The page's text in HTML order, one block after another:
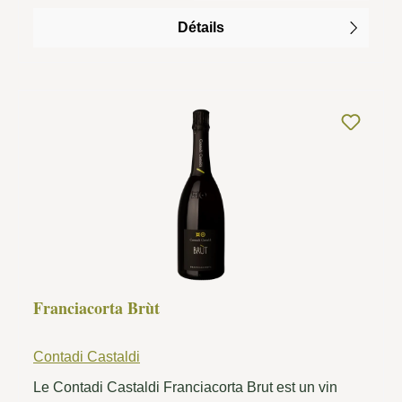
Détails
Franciacorta Brùt
Contadi Castaldi
Le Contadi Castaldi Franciacorta Brut est un vin